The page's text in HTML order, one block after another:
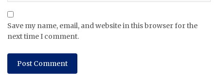
Save my name, email, and website in this browser for the
next time I comment.